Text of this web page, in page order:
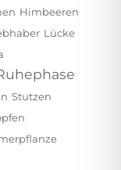
Himbeeren
Lücke
Stutzen